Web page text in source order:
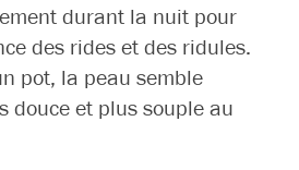
durant la nuit pour
des rides et des ridules.
pot, la peau semble
douce et plus souple au